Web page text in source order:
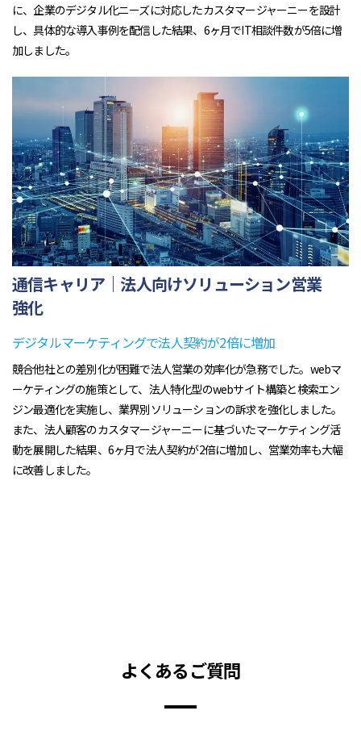
に、企業のデジタル化ニーズに対応したカスタマージャーニーを設計
し、具体的な導入事例を配信した結果、6ヶ月でIT相談件数が5倍に増
加しました。
通信キャリア｜法人向けソリューション営業
強化
デジタルマーケティングで法人契約が2倍に増加
競合他社との差別化が困難で法人営業の効率化が急務でした。webマ
ーケティングの施策として、法人特化型のwebサイト構築と検索エン
ジン最適化を実施し、業界別ソリューションの訴求を強化しました。
また、法人顧客のカスタマージャーニーに基づいたマーケティング活
動を展開した結果、6ヶ月で法人契約が2倍に増加し、営業効率も大幅
に改善しました。
よくあるご質問